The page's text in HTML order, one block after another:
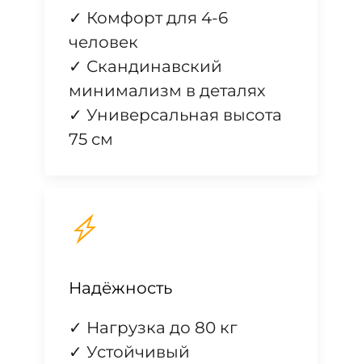
✓ Комфорт для 4-6
человек
✓ Скандинавский
минимализм в деталях
✓ Универсальная высота
75 см
Надёжность
✓ Нагрузка до 80 кг
✓ Устойчивый